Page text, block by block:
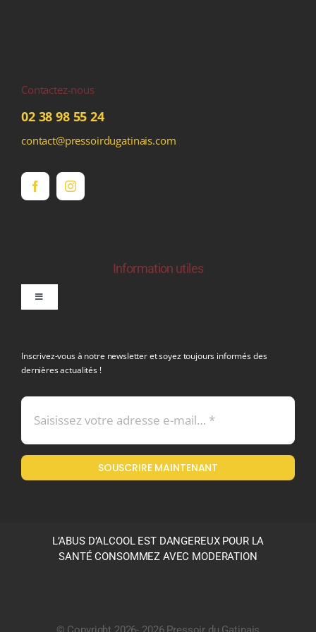
Contactez-nous
02 38 98 55 24
contact@pressoirdugatinais.com
Information utiles
Toggle
Mentions légales
Politique en matière de remboursements et de retours
Inscrivez-vous à notre newsletter et soyez toujours informés des
dernières actualités !
SOUSCRIRE MAINTENANT
L’ABUS D’ALCOOL EST DANGEREUX POUR LA
SANTÉ CONSOMMEZ AVEC MODERATION